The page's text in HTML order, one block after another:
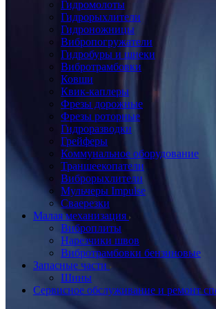
Гидромолоты
Гидрорыхлители
Гидроножницы
Вибропогружатели
Гидробуры и шнеки
Вибротрамбовки
Ковши
Квик-каплеры
Фрезы дорожные
Фрезы роторные
Гидроразводки
Грейферы
Коммунальное оборудование
Траншеекопатели
Виброрыхлители
Мульчеры Impulse
Сваерезки
Малая механизация
Виброплиты
Нарезчики швов
Вибротрамбовки бензиновые
Запасные части
Шины
Сервисное обслуживание и ремонт